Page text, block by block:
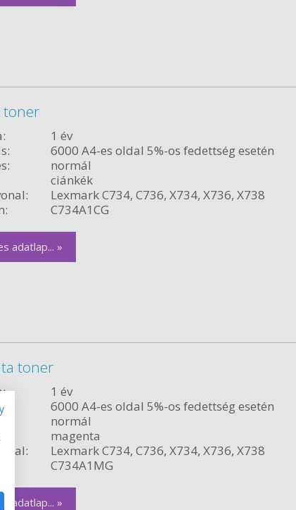
toner
1 év
6000 A4-es oldal 5%-os fedettség esetén
normál
ciánkék
Lexmark C734, C736, X734, X736, X738
C734A1CG
adatlap... »
toner
1 év
6000 A4-es oldal 5%-os fedettség esetén
normál
magenta
Lexmark C734, C736, X734, X736, X738
C734A1MG
adatlap... »